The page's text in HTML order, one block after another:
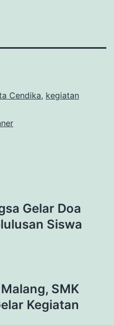
Cendika, kegiatan
Gelar Doa
Siswa
SMK
Kegiatan